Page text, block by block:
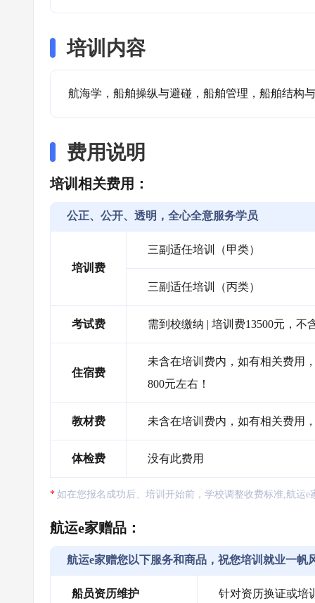
培训内容
航海学，船舶操纵与避碰，船舶管理，船舶结构
费用说明
培训相关费用：
公正、公开、透明，全心全意服务学员
培训费
三副适任培训（甲类）
三副适任培训（丙类）
考试费 需到校缴纳 | 培训费13500元，
住宿费
未含在培训费内，如有相关费用
800元左右！
教材费 未含在培训费内，如有相关费用
体检费 没有此费用
如在您报名成功后、培训开始前，学校调整收费标准,航运
航运e家赠品：
航运e家赠您以下服务和商品，祝您培训就业一帆
船员资历维护 针对资历换证或培